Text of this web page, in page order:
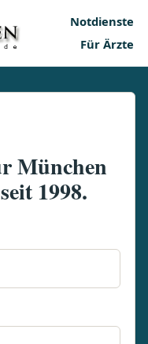
Notdienste
Für Ärzte
München
1998.